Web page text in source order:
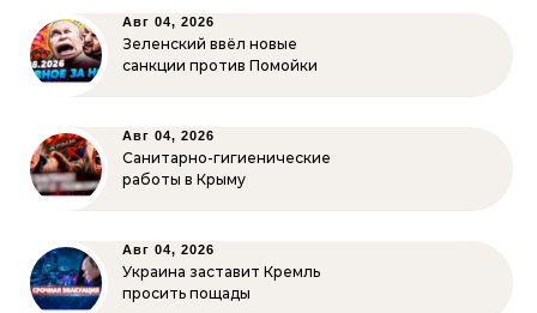
Авг 04, 2026
Зеленский ввёл новые
санкции против Помойки
Авг 04, 2026
Санитарно-гигиенические
работы в Крыму
Авг 04, 2026
Украина заставит Кремль
просить пощады